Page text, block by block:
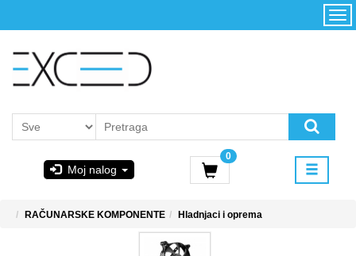
Moj nalog
0
Početna
korišćenja i
& STEAM
RAČUNARSKE KOMPONENTE Hladnjaci i oprema